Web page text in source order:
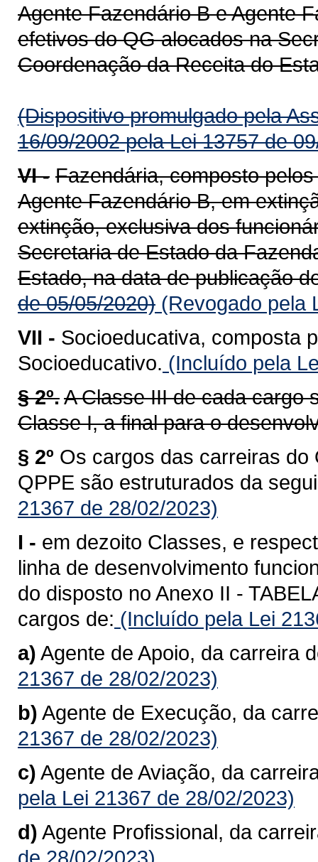
Agente Fazendário B e Agente
efetivos do QG alocados na
Coordenação da Receita do
(Dispositivo promulgado pela
16/09/2002 pela Lei 13757 de
VI - Fazendária, composto
Agente Fazendário B, em
extinção, exclusiva dos
Secretaria de Estado da
Estado, na data de publicação
de 05/05/2020) (Revogado pela
VII - Socioeducativa, composta
Socioeducativo. (Incluído pela
§ 2º.A Classe III de cada cargo
Classe I, a final para o
§ 2º Os cargos das carreiras do
QPPE são estruturados da
21367 de 28/02/2023)
I - em dezoito Classes, e
linha de desenvolvimento
do disposto no Anexo II -
cargos de: (Incluído pela Lei
a) Agente de Apoio, da carreira
21367 de 28/02/2023)
b) Agente de Execução, da
21367 de 28/02/2023)
c) Agente de Aviação, da
pela Lei 21367 de 28/02/2023)
d) Agente Profissional, da
de 28/02/2023)